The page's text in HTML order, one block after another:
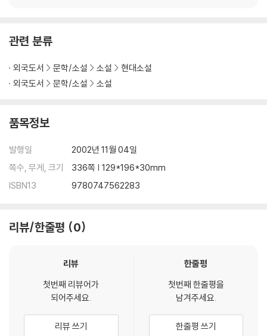
'A magnificently brisk, funny, dirty, brainy book' London Revie
w of Books
'Visionary, ornate and outrageous' The Independent
eviews
'The greatest Scottish novelist since Sir Walter Scott' Anthon
y Burgess
관련 분류
외국도서 문학/소설 소설
현대소설
외국도서
문학/소설 소설
품목정보
발행일
2002년 11월 04일
쪽수, 무게, 크기
336쪽 | 129*196*30mm
ISBN13
9780747562283
리뷰/한줄평 0
리뷰
첫번째 리뷰어가
되어주세요.
리뷰 쓰기
한줄평
첫번째 한줄평을
남겨주세요.
한줄평 쓰기